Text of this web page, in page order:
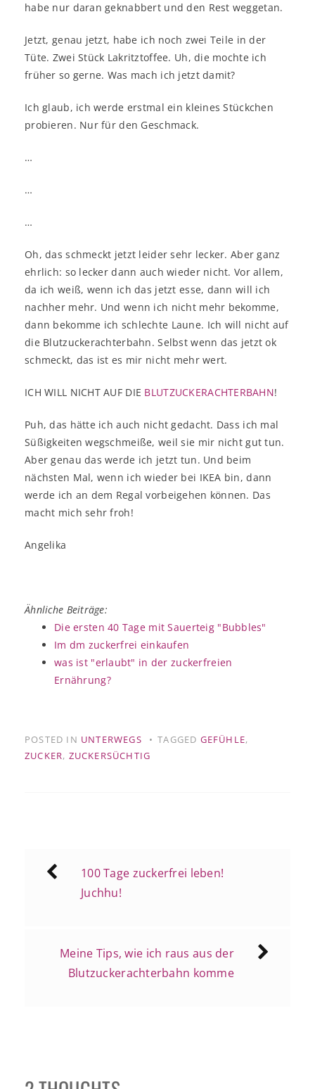
habe nur daran geknabbert und den Rest weggetan.
Jetzt, genau jetzt, habe ich noch zwei Teile in der
Tüte. Zwei Stück Lakritztoffee. Uh, die mochte ich
früher so gerne. Was mach ich jetzt damit?
Ich glaub, ich werde erstmal ein kleines Stückchen
probieren. Nur für den Geschmack.
…
…
…
Oh, das schmeckt jetzt leider sehr lecker. Aber ganz
ehrlich: so lecker dann auch wieder nicht. Vor allem,
da ich weiß, wenn ich das jetzt esse, dann will ich
nachher mehr. Und wenn ich nicht mehr bekomme,
dann bekomme ich schlechte Laune. Ich will nicht auf
die Blutzuckerachterbahn. Selbst wenn das jetzt ok
schmeckt, das ist es mir nicht mehr wert.
ICH WILL NICHT AUF DIE BLUTZUCKERACHTERBAHN!
Puh, das hätte ich auch nicht gedacht. Dass ich mal
Süßigkeiten wegschmeiße, weil sie mir nicht gut tun.
Aber genau das werde ich jetzt tun. Und beim
nächsten Mal, wenn ich wieder bei IKEA bin, dann
werde ich an dem Regal vorbeigehen können. Das
macht mich sehr froh!
Angelika
Ähnliche Beiträge:
Die ersten 40 Tage mit Sauerteig "Bubbles"
Im dm zuckerfrei einkaufen
was ist "erlaubt" in der zuckerfreien
Ernährung?
POSTED IN UNTERWEGS TAGGED GEFÜHLE,
ZUCKER, ZUCKERSÜCHTIG
Beitragsnavigation
100 Tage zuckerfrei leben!
Juchhu!
Meine Tips, wie ich raus aus der
Blutzuckerachterbahn komme